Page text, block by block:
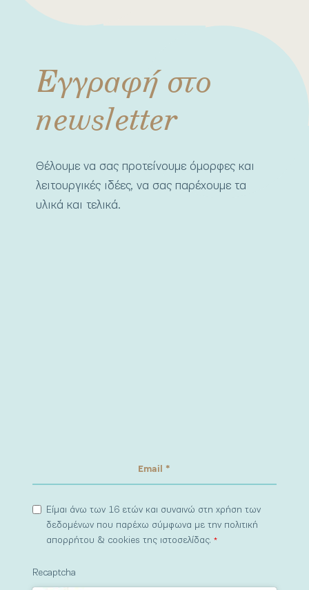
Εγγραφή στο
newsletter
Θέλουμε να σας προτείνουμε όμορφες και
λειτουργικές ιδέες, να σας παρέχουμε τα
υλικά και τελικά.
Είμαι άνω των 16 ετών και συναινώ στη χρήση των
δεδομένων που παρέχω σύμφωνα με την πολιτική
απορρήτου & cookies της ιστοσελίδας.*
Recaptcha